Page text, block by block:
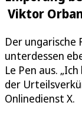
Viktor
Der ungarische
unterdessen
Le Pen aus.
der
Onlinedienst X.